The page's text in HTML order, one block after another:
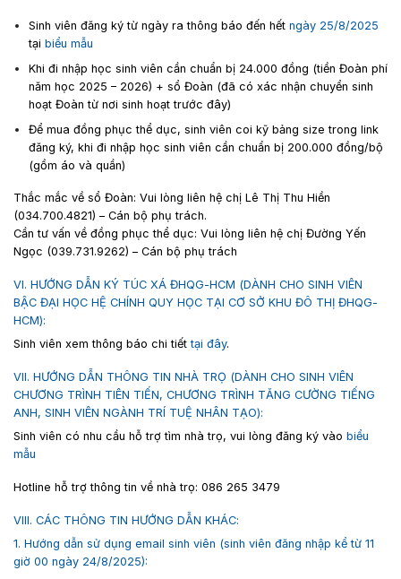
Sinh viên đăng ký từ ngày ra thông báo đến hết ngày 25/8/2025
tại biểu mẫu
Khi đi nhập học sinh viên cần chuẩn bị 24.000 đồng (tiền Đoàn phí
năm học 2025 – 2026) + sổ Đoàn (đã có xác nhận chuyển sinh
hoạt Đoàn từ nơi sinh hoạt trước đây)
Để mua đồng phục thể dục, sinh viên coi kỹ bảng size trong link
đăng ký, khi đi nhập học sinh viên cần chuẩn bị 200.000 đồng/bộ
(gồm áo và quần)
Thắc mắc về sổ Đoàn: Vui lòng liên hệ chị Lê Thị Thu Hiền
(034.700.4821) – Cán bộ phụ trách.
Cần tư vấn về đồng phục thể dục: Vui lòng liên hệ chị Đường Yến
Ngọc (039.731.9262) – Cán bộ phụ trách
VI. HƯỚNG DẪN KÝ TÚC XÁ ĐHQG-HCM (DÀNH CHO SINH VIÊN
BẬC ĐẠI HỌC HỆ CHÍNH QUY HỌC TẠI CƠ SỞ KHU ĐÔ THỊ ĐHQG-
HCM):
Sinh viên xem thông báo chi tiếttại đây.
VII. HƯỚNG DẪN THÔNG TIN NHÀ TRỌ (DÀNH CHO SINH VIÊN
CHƯƠNG TRÌNH TIÊN TIẾN, CHƯƠNG TRÌNH TĂNG CƯỜNG TIẾNG
ANH, SINH VIÊN NGÀNH TRÍ TUỆ NHÂN TẠO):
Sinh viên có nhu cầu hỗ trợ tìm nhà trọ, vui lòng đăng ký vào biểu
mẫu
Hotline hỗ trợ thông tin về nhà trọ: 086 265 3479
VIII. CÁC THÔNG TIN HƯỚNG DẪN KHÁC:
1. Hướng dẫn sử dụng email sinh viên (sinh viên đăng nhập kể từ 11
giờ 00 ngày 24/8/2025):